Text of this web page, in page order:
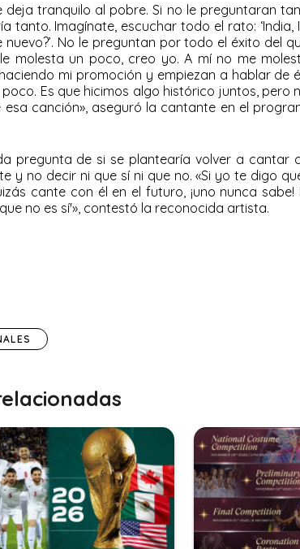
deja tranquilo al pobre. Si no le preguntaran
tanto. Imagínate, escuchar todo el rato: ‘India,
No le preguntan por todo el éxito del
molesta un poco, creo yo. A mí no me
mi promoción y empiezan a hablar de
Es que hicimos algo histórico juntos, pero
canción», aseguró la cantante en el
pregunta de si se plantearía volver a cantar
y no decir ni que sí ni que no. «Si yo te digo
cante con él en el futuro, ¡uno nunca sabe!
no es sí'», contestó la reconocida artista.